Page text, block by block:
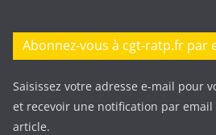
Abonnez-vous à cgt-ratp.fr par
Saisissez votre adresse e-mail pour
et recevoir une notification par email
article.